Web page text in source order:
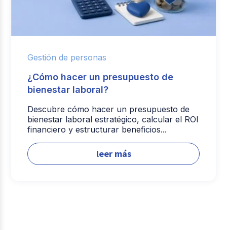
Gestión de personas
¿Cómo hacer un presupuesto de
bienestar laboral?
Descubre cómo hacer un presupuesto de
bienestar laboral estratégico, calcular el ROI
financiero y estructurar beneficios...
leer más